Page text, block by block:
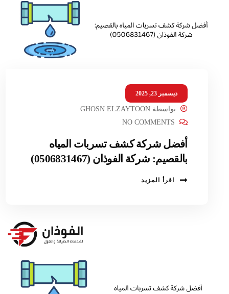
ديسمبر 23, 2025
بواسطةGHOSN ELZAYTOON
NO COMMENTS
أفضل شركة كشف تسربات المياه
بالقصيم: شركة الفوذان (0506831467)
اقرأ المزيد